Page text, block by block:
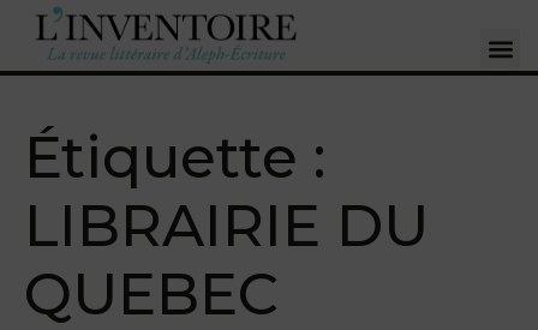
Étiquette :
LIBRAIRIE DU
QUEBEC